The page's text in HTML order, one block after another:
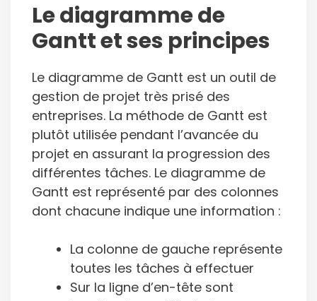
Le diagramme de
Gantt et ses principes
Le diagramme de Gantt est un outil de
gestion de projet très prisé des
entreprises. La méthode de Gantt est
plutôt utilisée pendant l’avancée du
projet en assurant la progression des
différentes tâches. Le diagramme de
Gantt est représenté par des colonnes
dont chacune indique une information :
La colonne de gauche représente
toutes les tâches à effectuer
Sur la ligne d’en-tête sont